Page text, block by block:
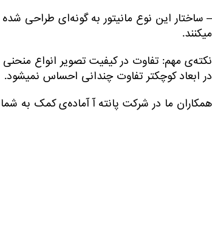
– ساختار این نوع مانیتور به گونه‌ای طراحی
میکنند.
نکته‌ی مهم: تفاوت در کیفیت تصویر انواع
در ابعاد کوچکتر تفاوت چندانی احساس نمیشود.
همکاران ما در شرکت پانته آ آماده‌ی کمک به